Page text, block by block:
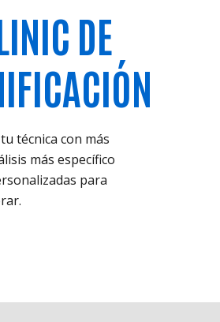
DE
técnica con más
más específico
para